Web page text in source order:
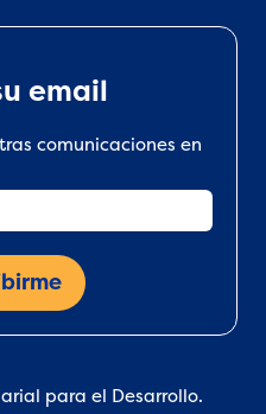
email
comunicaciones en
para el Desarrollo.